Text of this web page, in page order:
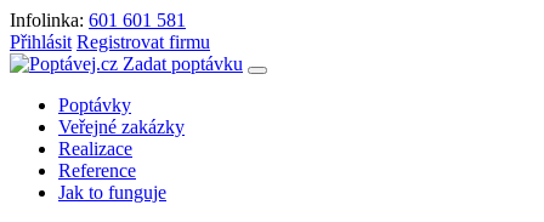
Infolinka: 601 601 581
Přihlásit Registrovat firmu
Zadat poptávku
Poptávky
Veřejné zakázky
Realizace
Reference
Jak to funguje